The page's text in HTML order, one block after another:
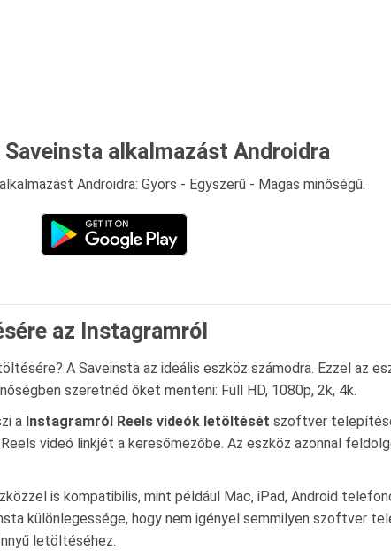
Saveinsta alkalmazást Androidra
Androidra: Gyors - Egyszerű - Magas minőségű.
az Instagramról
A Saveinsta az ideális eszköz számodra. Ezzel az
szeretnéd őket menteni: Full HD, 1080p, 2k, 4k.
a Instagramról Reels videók letöltését szoftver
videó linkjét a keresőmezőbe. Az eszköz azonnal
is kompatibilis, mint például Mac, iPad, Android
különlegessége, hogy nem igényel semmilyen szoftver
letöltéséhez.